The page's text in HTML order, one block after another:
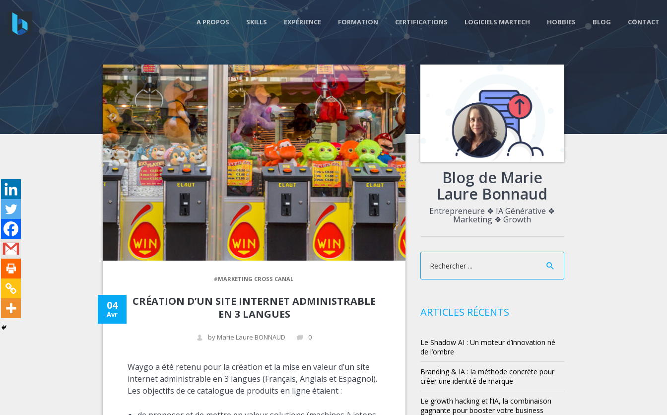
A PROPOS SKILLS EXPÉRIENCE FORMATION CERTIFICATIONS LOGICIELS MARTECH HOBBIES BLOG CONTACT
#MARKETING CROSS CANAL
CRÉATION D’UN SITE INTERNET ADMINISTRABLE
EN 3 LANGUES
04
Avr
by Marie Laure BONNAUD 0
Waygo a été retenu pour la création et la mise en valeur d’un site
internetadministrable en 3 langues (Français, Anglais et Espagnol).
Les objectifs de ce catalogue de produits en ligne étaient :
Blog de Marie
Laure Bonnaud
Entrepreneure ❖ IA Générative ❖
Marketing ❖ Growth
ARTICLES RÉCENTS
Le Shadow AI : Un moteur d’innovation né
de l’ombre
Branding & IA : la méthode concrète pour
créer une identité de marque
Le growth hacking et l’IA, la combinaison
gagnante pour booster votre business